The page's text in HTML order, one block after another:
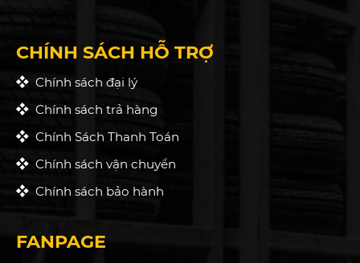
CHÍNH SÁCH HỖ TRỢ
Chính sách đại lý
Chính sách trả hàng
Chính Sách Thanh Toán
Chính sách vận chuyển
Chính sách bảo hành
FANPAGE